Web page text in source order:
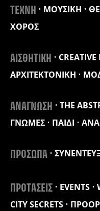
ΤΕΧΝΗ ΜΟΥΣΙΚΗ
ΧΟΡΟΣ
ΑΙΣΘΗΤΙΚΗ CREATIVE
ΑΡΧΙΤΕΚΤΟΝΙΚΗ
ΑΝΑΓΝΩΣΗ THE
ΓΝΩΜΕΣ
ΠΑΙΔΙ
ΠΡΟΣΩΠΑ
ΠΡΟΤΑΣΕΙΣ EVENTS
CITY SECRETS